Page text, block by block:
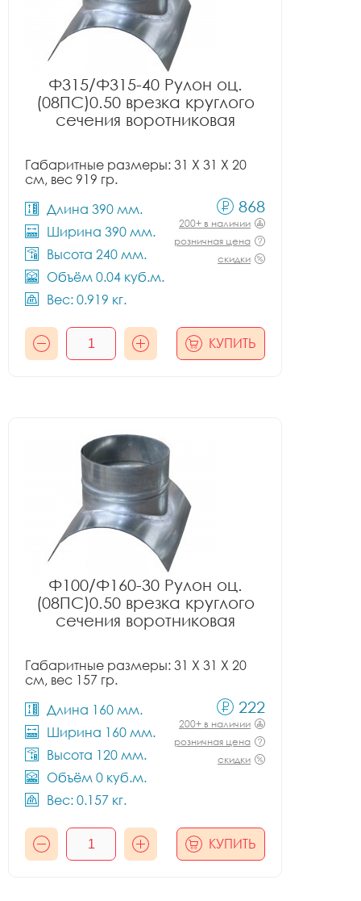
Ф315/Ф315-40 Рулон оц.
(08ПС)0.50 врезка круглого
сечения воротниковая
Габаритные размеры: 31 X 31 X 20
см, вес 919 гр.
Длина 390 мм.
Ширина 390 мм.
Высота 240 мм.
Объём 0.04 куб.м.
Вес: 0.919 кг.
868
200+ в наличии
розничная цена
скидки
КУПИТЬ
Ф100/Ф160-30 Рулон оц.
(08ПС)0.50 врезка круглого
сечения воротниковая
Габаритные размеры: 31 X 31 X 20
см, вес 157 гр.
Длина 160 мм.
Ширина 160 мм.
Высота 120 мм.
Объём 0 куб.м.
Вес: 0.157 кг.
222
200+ в наличии
розничная цена
скидки
КУПИТЬ